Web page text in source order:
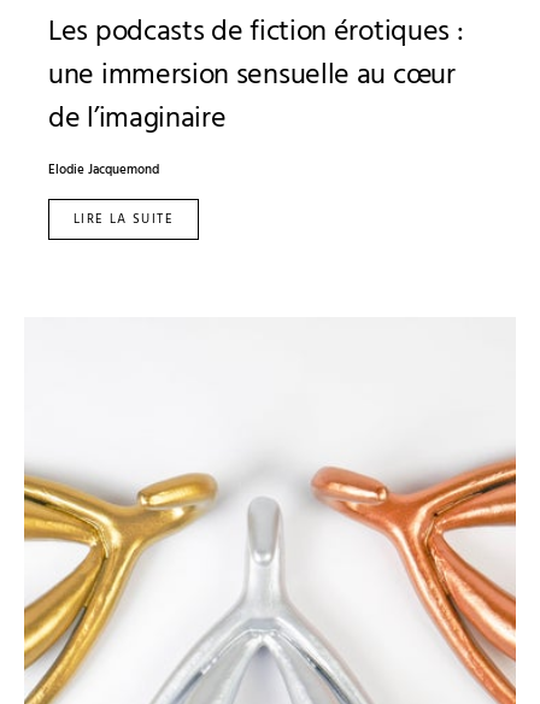
Les podcasts de fiction érotiques :
une immersion sensuelle au cœur
de l’imaginaire
Elodie Jacquemond
LIRE LA SUITE